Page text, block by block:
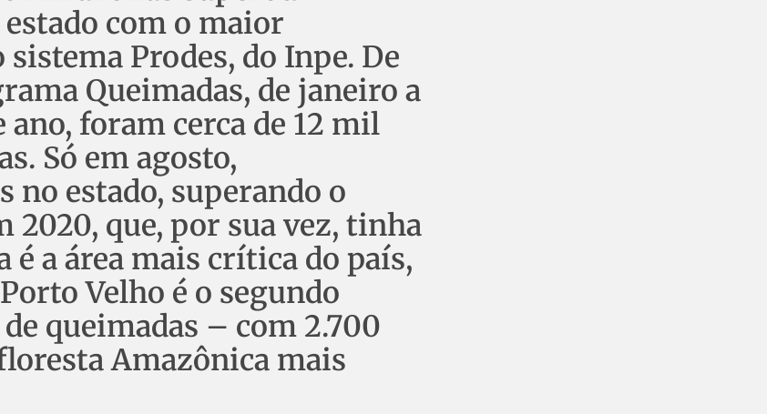
com o maior
Prodes, do Inpe. De
Queimadas, de janeiro a
ano, foram cerca de 12 mil
Só em agosto,
no estado, superando o
2020, que, por sua vez, tinha
é a área mais crítica do país,
Velho é o segundo
queimadas – com 2.700
Amazônica mais